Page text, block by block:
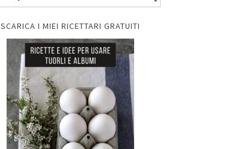
SCARICA I MIEI RICETTARI GRATUITI